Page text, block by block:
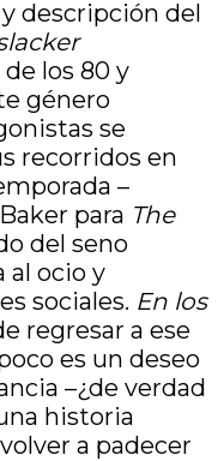
descripción del
los 80 y
género
se
recorridos en
–
para The
del seno
al ocio y
sociales. En los
regresar a ese
es un deseo
–¿de verdad
historia
a padecer